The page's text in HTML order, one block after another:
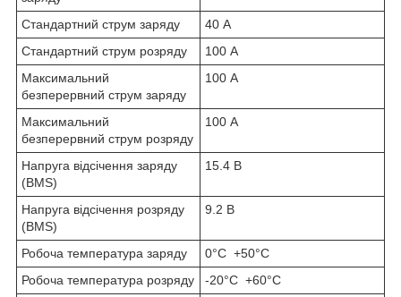
Стандартний струм заряду
40 А
Стандартний струм розряду
100 А
Максимальний
безперервний струм заряду
100 А
Максимальний
безперервний струм розряду
100 А
Напруга відсічення заряду
(BMS)
15.4 В
Напруга відсічення розряду
(BMS)
9.2 В
Робоча температура заряду
0°C +50°C
Робоча температура розряду
-20°C +60°C